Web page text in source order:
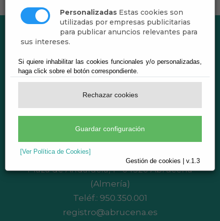
Personalizadas Estas cookies son
utilizadas por empresas publicitarias
para publicar anuncios relevantes para
sus intereses.
Si quiere inhabilitar las cookies funcionales y/o personalizadas,
haga click sobre el botón correspondiente.
Rechazar cookies
Guardar configuración
[Ver Política de Cookies]
Gestión de cookies | v.1.3
Ayuntamiento de Abrucena
CIF: P-0400200-B
Plaza de Andalucía, 1 - 04520 Abrucena
(Almería)
Teléf.: 950.350.001
registro@abrucena.es